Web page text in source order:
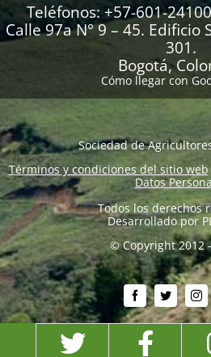
Teléfonos: +57-601-
Calle 97a N° 9 – 45. Edificio
301.
Bogotá,
Cómo llegar con
Sociedad de
Términos y condiciones del sitio web
Datos
Todos los derechos
Desarrollado por
© Copyright
Twitter